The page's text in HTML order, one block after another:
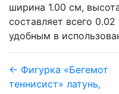
ширина 1.00 см,
составляет всего
удобным в
← Фигурка «Бегемот
теннисист» латунь,